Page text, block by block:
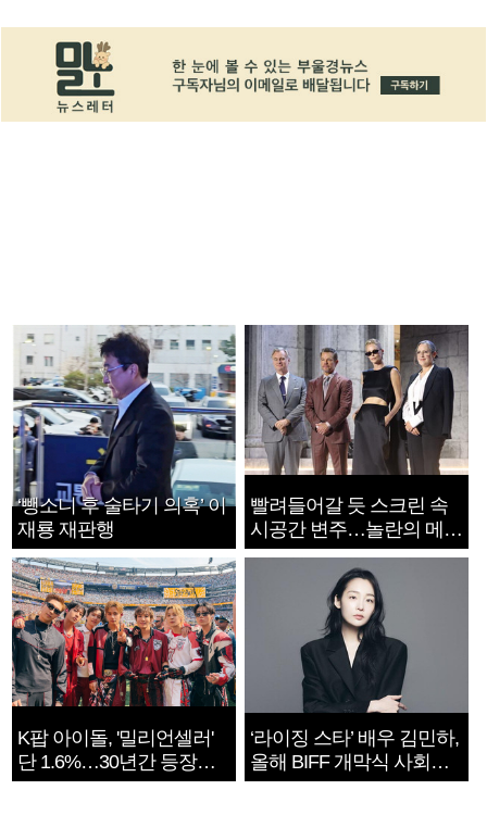
‘뺑소니 후 술타기 의혹’ 이
재룡 재판행
빨려들어갈 듯 스크린 속
시공간 변주…놀란의 메시
지는 ‘전쟁 속죄’
K팝 아이돌, '밀리언셀러'
단 1.6%…30년간 등장
1182개팀 전수조사
‘라이징 스타’ 배우 김민하,
올해 BIFF 개막식 사회자
확정